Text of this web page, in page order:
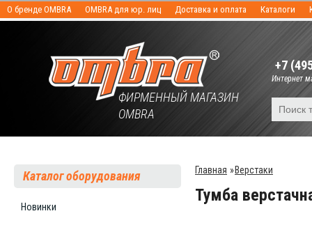
О бренде OMBRA OMBRA для юр. лиц Доставка и оплата Каталоги
ФИРМЕННЫЙ МАГАЗИН
OMBRA
+7
Интернет
Каталог оборудования
Новинки
Главная »Верстаки
Тумба